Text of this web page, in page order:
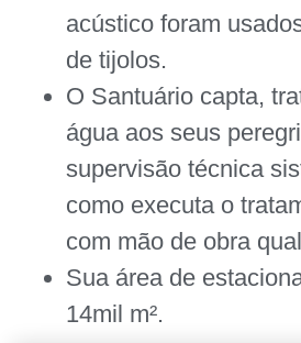
acústico foram
de tijolos.
O Santuário capta,
água aos seus
supervisão técnica
como executa o
com mão de obra
Sua área de
14mil m².